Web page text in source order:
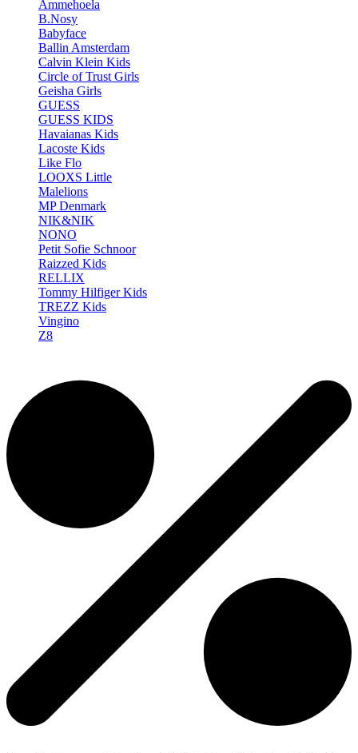
Ammehoela
B.Nosy
Babyface
Ballin Amsterdam
Calvin Klein Kids
Circle of Trust Girls
Geisha Girls
GUESS
GUESS KIDS
Havaianas Kids
Lacoste Kids
Like Flo
LOOXS Little
Malelions
MP Denmark
NIK&NIK
NONO
Petit Sofie Schnoor
Raizzed Kids
RELLIX
Tommy Hilfiger Kids
TREZZ Kids
Vingino
Z8